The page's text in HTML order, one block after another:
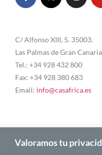
Valoramos tu
C/ Alfonso XIII, 5. 35003.
Las Palmas de Gran
Tel.: +34 928 432 800
Fax: +34 928 380 683
Email: info@casafrica.es
Blog